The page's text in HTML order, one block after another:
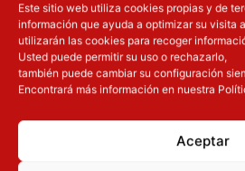
Este sitio web utiliza cookies propias y de
información que ayuda a optimizar su visita
utilizarán las cookies para recoger
Usted puede permitir su uso o rechazarlo,
también puede cambiar su configuración
Encontrará más información en nuestra
Aceptar
Se enviará un enlace a tu dirección de
para establecer una nueva contraseña.
Tus datos personales se utilizarán
cuenta y otros propósitos descritos en